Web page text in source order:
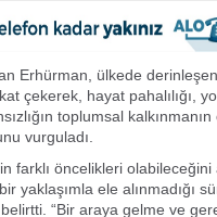
Erhürman, ülkede
çekerek, hayat pahalılığı,
toplumsal
vurguladı.
farklı öncelikleri
yaklaşımla ele alınmadığı
“Bir araya gelme ve